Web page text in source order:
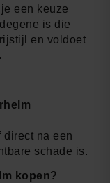
een keuze
is die
en voldoet
direct na een
schade is.
kopen?